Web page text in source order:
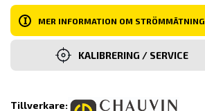
I MER INFORMATION OM STRÖMMÄTNING
KALIBRERING / SERVICE
Tillverkare: